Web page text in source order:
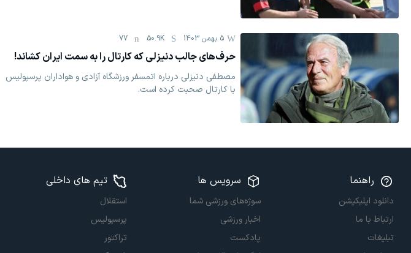
5 بهمن 1403 50.9K
77
حرف‌های جالب دنیزلی که کارتال را به سمت ایران کشاند!
مصطفی دنیزلی درباره اتمسفر ورزشگاه آزادی و هواداران پرسپولیس
با کارتال صحبت کرده است.
راهنما
دانلود اپلیکیشن
ارتباط با ما
تبلیغات
سرویس ها
سوژه‌های ورزشی شما
اخبار ورزشی
پادکست
تیم های داخلی
استقلال
پرسپولیس
تراکتور